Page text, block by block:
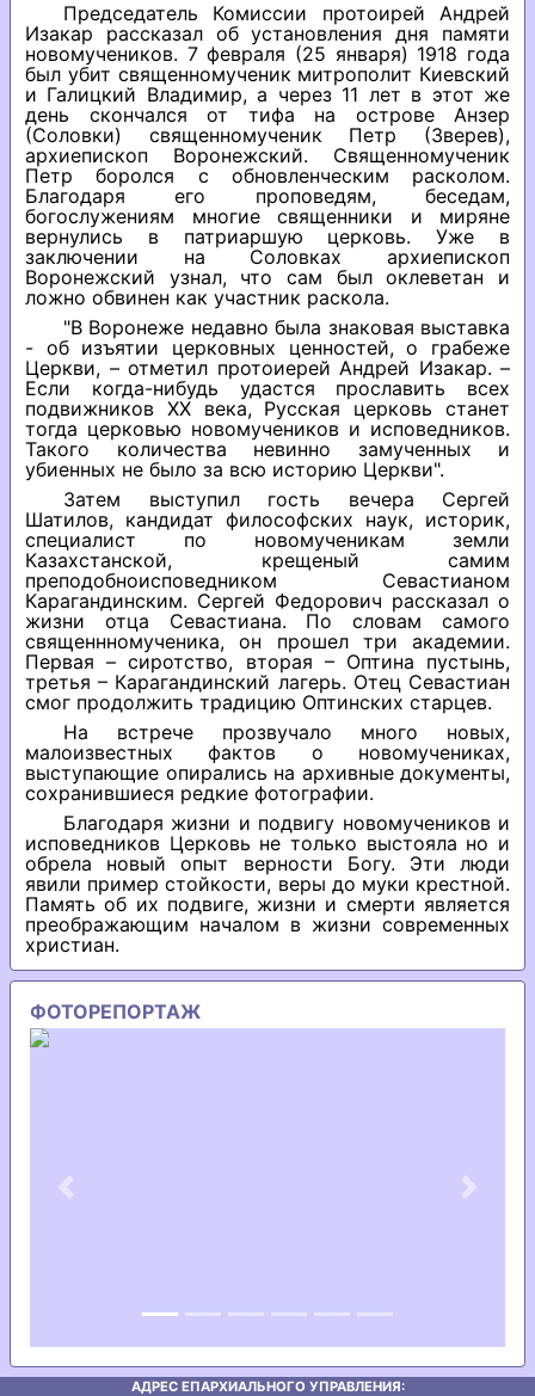
Председатель Комиссии протоирей Андрей
Изакар рассказал об установления дня памяти
новомучеников. 7 февраля (25 января) 1918 года
был убит священномученик митрополит Киевский
и Галицкий Владимир, а через 11 лет в этот же
день скончался от тифа на острове Анзер
(Соловки) священномученик Петр (Зверев),
архиепископ Воронежский. Священномученик
Петр боролся с обновленческим расколом.
Благодаря его проповедям, беседам,
богослужениям многие священники и миряне
вернулись в патриаршую церковь. Уже в
заключении на Соловках архиепископ
Воронежский узнал, что сам был оклеветан и
ложно обвинен как участник раскола.
"В Воронеже недавно была знаковая выставка
- об изъятии церковных ценностей, о грабеже
Церкви, – отметил протоиерей Андрей Изакар. –
Если когда-нибудь удастся прославить всех
подвижников ХХ века, Русская церковь станет
тогда церковью новомучеников и исповедников.
Такого количества невинно замученных и
убиенных не было за всю историю Церкви".
Затем выступил гость вечера Сергей
Шатилов, кандидат философских наук, историк,
специалист по новомученикам земли
Казахстанской, крещеный самим
преподобноисповедником Севастианом
Карагандинским. Сергей Федорович рассказал о
жизни отца Севастиана. По словам самого
священнномученика, он прошел три академии.
Первая – сиротство, вторая – Оптина пустынь,
третья – Карагандинский лагерь. Отец Севастиан
смог продолжить традицию Оптинских старцев.
На встрече прозвучало много новых,
малоизвестных фактов о новомучениках,
выступающие опирались на архивные документы,
сохранившиеся редкие фотографии.
Благодаря жизни и подвигу новомучеников и
исповедников Церковь не только выстояла но и
обрела новый опыт верности Богу. Эти люди
явили пример стойкости, веры до муки крестной.
Память об их подвиге, жизни и смерти является
преображающим началом в жизни современных
христиан.
ФОТОРЕПОРТАЖ
Previous Next
АДРЕС ЕПАРХИАЛЬНОГО УПРАВЛЕНИЯ: